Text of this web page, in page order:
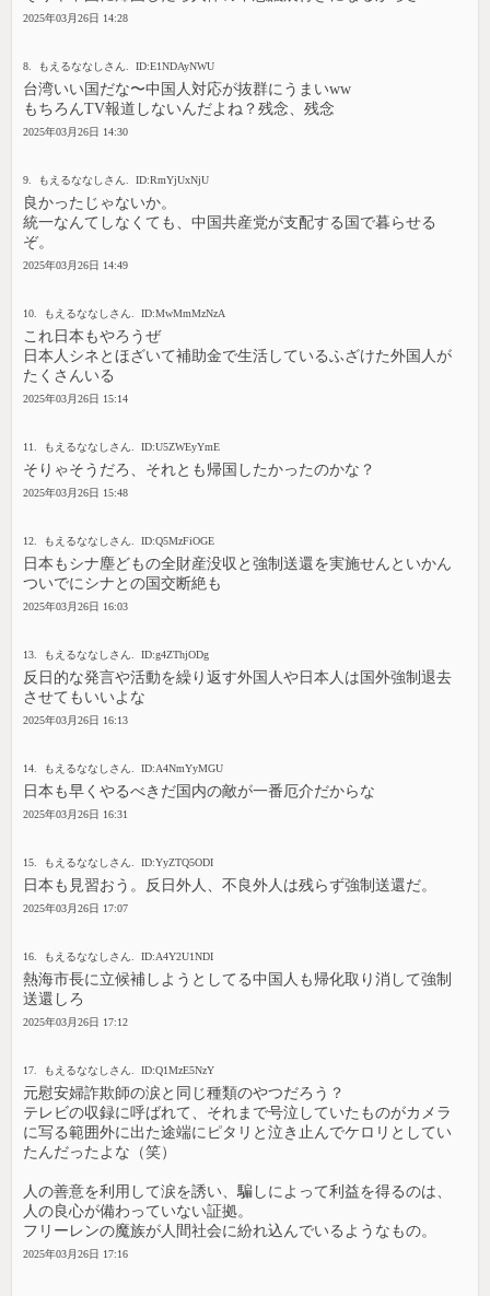
2025年03月26日 14:28
8. もえるななしさん. ID:E1NDAyNWU
台湾いい国だな〜中国人対応が抜群にうまいww
もちろんTV報道しないんだよね？残念、残念
2025年03月26日 14:30
9. もえるななしさん. ID:RmYjUxNjU
良かったじゃないか。
統一なんてしなくても、中国共産党が支配する国で暮らせる
ぞ。
2025年03月26日 14:49
10. もえるななしさん. ID:MwMmMzNzA
これ日本もやろうぜ
日本人シネとほざいて補助金で生活しているふざけた外国人が
たくさんいる
2025年03月26日 15:14
11. もえるななしさん. ID:U5ZWEyYmE
そりゃそうだろ、それとも帰国したかったのかな？
2025年03月26日 15:48
12. もえるななしさん. ID:Q5MzFiOGE
日本もシナ塵どもの全財産没収と強制送還を実施せんといかん
ついでにシナとの国交断絶も
2025年03月26日 16:03
13. もえるななしさん. ID:g4ZThjODg
反日的な発言や活動を繰り返す外国人や日本人は国外強制退去
させてもいいよな
2025年03月26日 16:13
14. もえるななしさん. ID:A4NmYyMGU
日本も早くやるべきだ国内の敵が一番厄介だからな
2025年03月26日 16:31
15. もえるななしさん. ID:YyZTQ5ODI
日本も見習おう。反日外人、不良外人は残らず強制送還だ。
2025年03月26日 17:07
16. もえるななしさん. ID:A4Y2U1NDI
熱海市長に立候補しようとしてる中国人も帰化取り消して強制
送還しろ
2025年03月26日 17:12
17. もえるななしさん. ID:Q1MzE5NzY
元慰安婦詐欺師の涙と同じ種類のやつだろう？
テレビの収録に呼ばれて、それまで号泣していたものがカメラ
に写る範囲外に出た途端にピタリと泣き止んでケロリとしてい
たんだったよな（笑）
人の善意を利用して涙を誘い、騙しによって利益を得るのは、
人の良心が備わっていない証拠。
フリーレンの魔族が人間社会に紛れ込んでいるようなもの。
2025年03月26日 17:16